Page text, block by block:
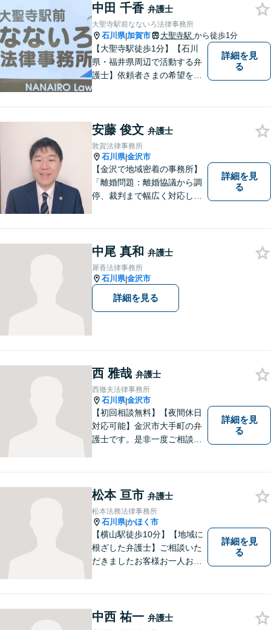
ジあります。
中田 千香 弁護士
大聖寺駅前なないろ法律事務所
石川県|加賀市 大聖寺駅 から徒歩1分
【大聖寺駅徒歩1分】【石川
県・福井県周辺で活動する弁
護士】依頼者さまの希望を尊
軽にご相談ください。土日祝
も対応可能です。【法テラス
可】
詳細を見
る
安藤 俊文 弁護士
敦賀法律事務所
石川県|金沢市
【金沢で地域密着の事務所】
「離婚問題：離婚協議から調
停、裁判まで幅広く対応し、
弁護士が介入することで賠償
金の大幅な増額が実現できる
ケースあり」【休日・夜間相
談可】
詳細を見
る
中尾 真和 弁護士
犀香法律事務所
石川県|金沢市
詳細を見る
西 雅哉 弁護士
西徹夫法律事務所
石川県|金沢市
【初回相談無料】【夜間休日
対応可能】金沢市大手町の弁
護士です。是非一度ご相談く
詳細を見
る
松本 亘市 弁護士
松本法務法律事務所
石川県|かほく市
【横山駅徒歩10分】【地域に
根ざした弁護士】ご相談いた
だきましたお客様お一人お一
など、幅広く対応可能。【夜
間／休日対応可能】どうぞお
詳細を見
る
中西 祐一 弁護士